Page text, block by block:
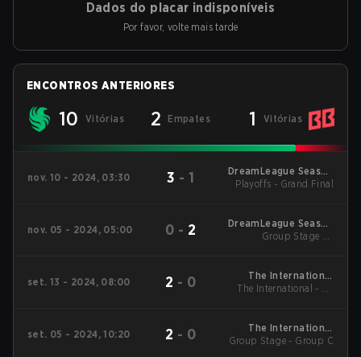
Dados do placar indisponíveis
Por favor, volte mais tarde
ENCONTROS ANTERIORES
10 Vitórias 2 Empates 1 Vitórias
nov. 10 - 2024, 03:30 3 - 1
DreamLeague Season
24
Playoffs - Grand Final
nov. 05 - 2024, 05:00 0 - 2
DreamLeague Season
24
Group Stage 2 -
set. 13 - 2024, 08:00 2 - 0
The International
2024 Main Event
The International - LB
set. 05 - 2024, 10:20 2 - 0
The International
2024 Main Event
Group Stage - Group C